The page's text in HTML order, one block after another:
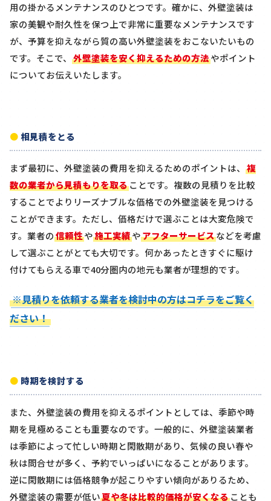
用の掛かるメンテナンスのひとつです。確かに、外壁塗装は
家の美観や耐久性を保つ上で非常に重要なメンテナンスです
が、予算を抑えながら質の高い外壁塗装をおこないたいもの
です。そこで、 外壁塗装を安く抑えるための方法やポイント
についてお伝えいたします。
相見積をとる
まず最初に、外壁塗装の費用を抑えるためのポイントは、 複
数の業者から見積もりを取ることです。複数の見積りを比較
することでよりリーズナブルな価格での外壁塗装を見つける
ことができます。ただし、価格だけで選ぶことは大変危険で
す。業者の信頼性や施工実績やアフターサービスなどを考慮
して選ぶことがとても大切です。何かあったときすぐに駆け
付けてもらえる車で40分圏内の地元も業者が理想的です。
※見積りを依頼する業者を検討中の方はコチラをご覧く
ださい！
時期を検討する
また、外壁塗装の費用を抑えるポイントとしては、季節や時
期を見極めることも重要なのです。一般的に、外壁塗装業者
は季節によって忙しい時期と閑散期があり、気候の良い春や
秋は問合せが多く、予約でいっぱいになることがあります。
逆に閑散期には価格競争が起こりやすい傾向がありるため、
外壁塗装の需要が低い夏や冬は比較的価格が安くなることも